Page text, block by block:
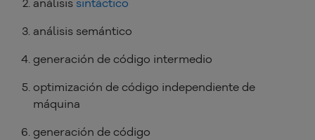
análisis sintáctico
análisis semántico
generación de código intermedio
optimización de código independiente de
máquina
generación de código